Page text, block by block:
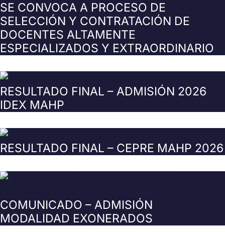
SE CONVOCA A PROCESO DE
SELECCIÓN Y CONTRATACIÓN DE
DOCENTES ALTAMENTE
ESPECIALIZADOS Y EXTRAORDINARIO
RESULTADO FINAL – ADMISIÓN 2026
IDEX MAHP
RESULTADO FINAL – CEPRE MAHP 2026
COMUNICADO – ADMISIÓN
MODALIDAD EXONERADOS